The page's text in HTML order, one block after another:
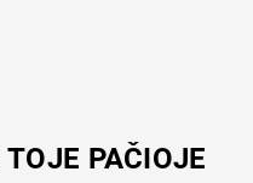
PAČIOJE